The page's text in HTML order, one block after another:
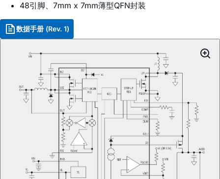
48引脚、7mm x 7mm薄型QFN封装
数据手册 (Rev. 1)